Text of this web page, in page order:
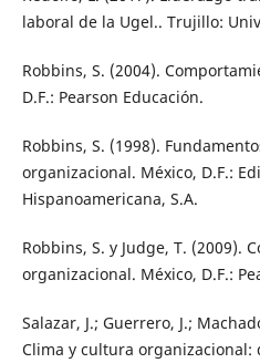
laboral de la Ugel.. Trujillo:
Robbins, S. (2004).
D.F.: Pearson Educación.
Robbins, S. (1998).
organizacional. México, D.F.:
Hispanoamericana, S.A.
Robbins, S. y Judge, T. (2009).
organizacional. México, D.F.:
Salazar, J.; Guerrero, J.;
Clima y cultura organizacional: